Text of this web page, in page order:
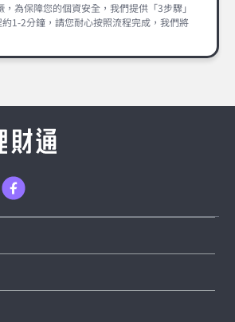
為保障您的個資安全，我們提供「3步驟」
1-2分鐘，請您耐心按照流程完成，我們將